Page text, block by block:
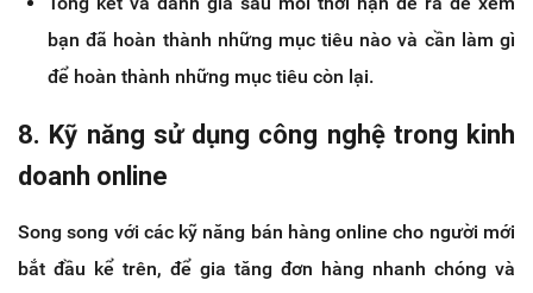
bạn đã hoàn thành những mục tiêu nào và cần làm gì
để hoàn thành những mục tiêu còn lại.
8. Kỹ năng sử dụng công nghệ trong kinh
doanh online
Song song với các kỹ năng bán hàng online cho người mới
bắt đầu kể trên, để gia tăng đơn hàng nhanh chóng và